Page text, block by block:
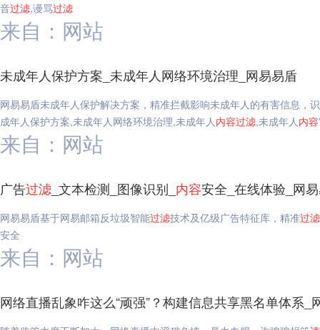
音过滤,谩骂过滤
来自：网站
未成年人保护方案_未成年人网络环境治理_网易易盾
网易易盾未成年人保护解决方案，精准拦截影响未成年人的有害信息
成年人保护方案,未成年人网络环境治理,未成年人内容过滤,未成年人内容
来自：网站
广告过滤 _文本检测_图像识别_ 内容安全_在线体验_网
网易易盾基于网易邮箱反垃圾智能过滤技术及亿级广告特征库，精准过滤
安全
来自：网站
网络直播乱象咋这么“顽强”？构建信息共享黑名单体系_